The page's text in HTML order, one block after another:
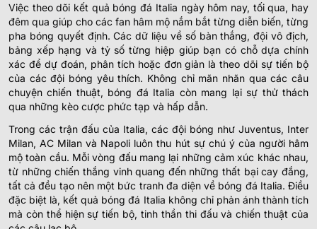
Việc theo dõi kết quả bóng đá Italia ngày hôm nay, tối qua, hay
đêm qua giúp cho các fan hâm mộ nắm bắt từng diễn biến, từng
pha bóng quyết định. Các dữ liệu về số bàn thắng, đội vô địch,
bảng xếp hạng và tỷ số từng hiệp giúp bạn có chỗ dựa chính
xác để dự đoán, phân tích hoặc đơn giản là theo dõi sự tiến bộ
của các đội bóng yêu thích. Không chỉ mãn nhãn qua các câu
chuyện chiến thuật, bóng đá Italia còn mang lại sự thử thách
qua những kèo cược phức tạp và hấp dẫn.
Trong các trận đấu của Italia, các đội bóng như Juventus, Inter
Milan, AC Milan và Napoli luôn thu hút sự chú ý của người hâm
mộ toàn cầu. Mỗi vòng đấu mang lại những cảm xúc khác nhau,
từ những chiến thắng vinh quang đến những thất bại cay đắng,
tất cả đều tạo nên một bức tranh đa diện về bóng đá Italia. Điều
đặc biệt là, kết quả bóng đá Italia không chỉ phản ánh thành tích
mà còn thể hiện sự tiến bộ, tinh thần thi đấu và chiến thuật của